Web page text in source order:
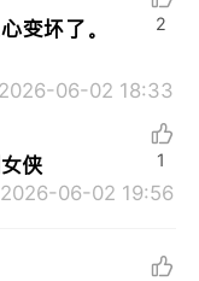
变坏了。
2026-06-02 18:33
2
侠
2026-06-02 19:56
1